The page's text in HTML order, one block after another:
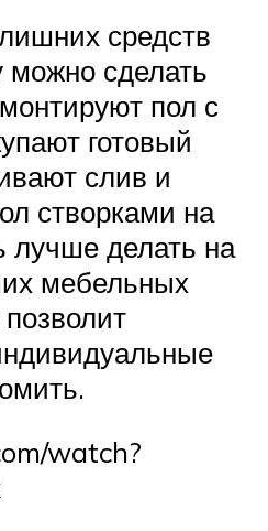
средств
сделать
пол с
готовый
слив и
створками на
лучше делать на
мебельных
watch?